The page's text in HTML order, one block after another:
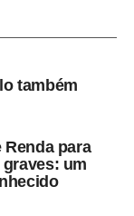
também
para
um